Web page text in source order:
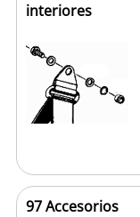
interiores
97 Accesorios